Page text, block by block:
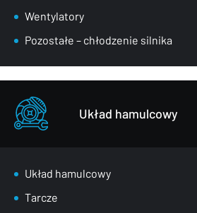
Wentylatory
Pozostałe – chłodzenie silnika
Układ hamulcowy
Układ hamulcowy
Tarcze